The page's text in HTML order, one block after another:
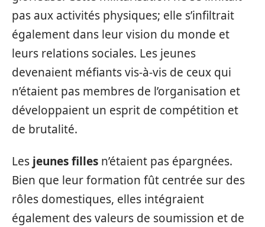
pas aux activités physiques; elle s’infiltrait
également dans leur vision du monde et
leurs relations sociales. Les jeunes
devenaient méfiants vis-à-vis de ceux qui
n’étaient pas membres de l’organisation et
développaient un esprit de compétition et
de brutalité.
Les jeunes filles n’étaient pas épargnées.
Bien que leur formation fût centrée sur des
rôles domestiques, elles intégraient
également des valeurs de soumission et de